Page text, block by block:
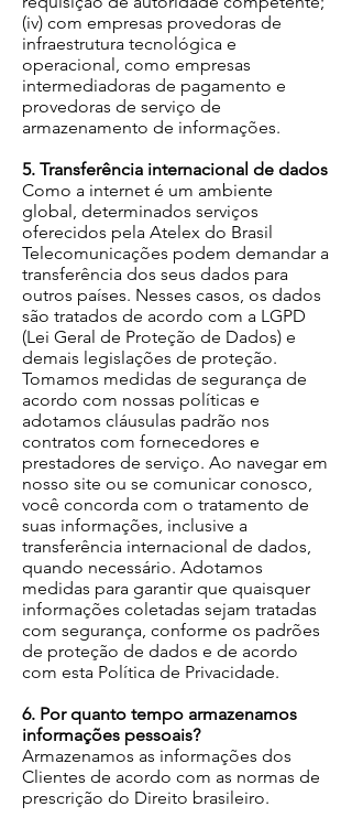
(iv) com empresas provedoras de
infraestrutura tecnológica e
operacional, como empresas
intermediadoras de pagamento e
provedoras de serviço de
armazenamento de informações.
5. Transferência internacional de dados
Como a internet é um ambiente
global, determinados serviços
oferecidos pela Atelex do Brasil
Telecomunicações podem demandar a
transferência dos seus dados para
outros países. Nesses casos, os dados
são tratados de acordo com a LGPD
(Lei Geral de Proteção de Dados) e
demais legislações de proteção.
Tomamos medidas de segurança de
acordo com nossas políticas e
adotamos cláusulas padrão nos
contratos com fornecedores e
prestadores de serviço. Ao navegar em
nosso site ou se comunicar conosco,
você concorda com o tratamento de
suas informações, inclusive a
transferência internacional de dados,
quando necessário. Adotamos
medidas para garantir que quaisquer
informações coletadas sejam tratadas
com segurança, conforme os padrões
de proteção de dados e de acordo
com esta Política de Privacidade.
6. Por quanto tempo armazenamos
informações pessoais?
Armazenamos as informações dos
Clientes de acordo com as normas de
prescrição do Direito brasileiro.